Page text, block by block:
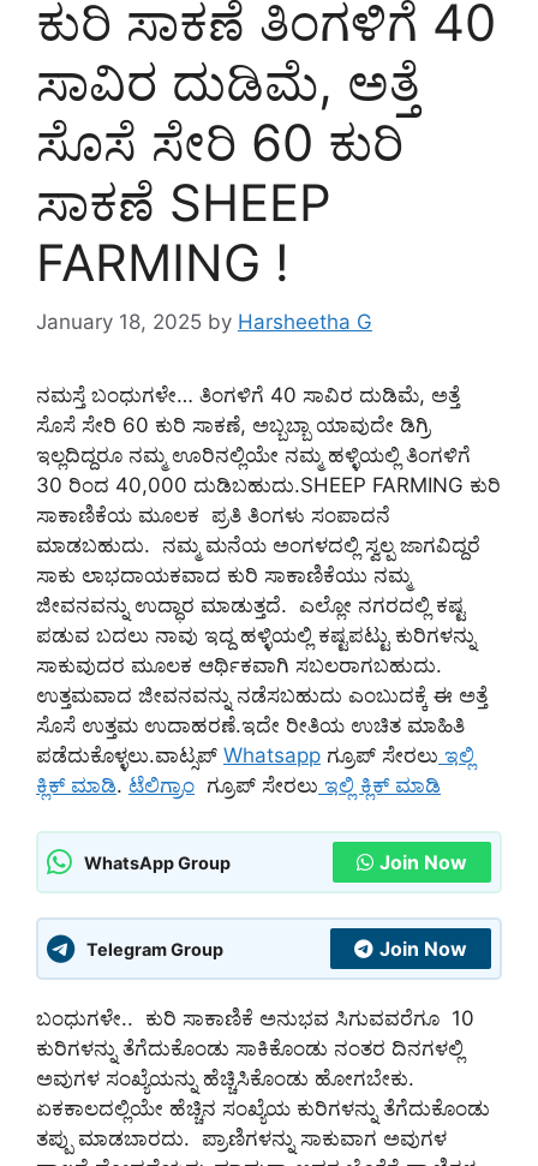
ಕುರಿ ಸಾಕಣೆ ತಿಂಗಳಿಗೆ 40
ಸಾವಿರ ದುಡಿಮೆ, ಅತ್ತೆ
ಸೊಸೆ ಸೇರಿ 60 ಕುರಿ
ಸಾಕಣೆ SHEEP
FARMING !
January 18, 2025 by Harsheetha G
ನಮಸ್ತೆ ಬಂಧುಗಳೇ… ತಿಂಗಳಿಗೆ 40 ಸಾವಿರ ದುಡಿಮೆ, ಅತ್ತೆ
ಸೊಸೆ ಸೇರಿ 60 ಕುರಿ ಸಾಕಣೆ, ಅಬ್ಬಬ್ಬಾ ಯಾವುದೇ ಡಿಗ್ರಿ
ಇಲ್ಲದಿದ್ದರೂ ನಮ್ಮ ಊರಿನಲ್ಲಿಯೇ ನಮ್ಮ ಹಳ್ಳಿಯಲ್ಲಿ ತಿಂಗಳಿಗೆ
30 ರಿಂದ 40,000 ದುಡಿಬಹುದು.SHEEP FARMING ಕುರಿ
ಸಾಕಾಣಿಕೆಯ ಮೂಲಕ ಪ್ರತಿ ತಿಂಗಳು ಸಂಪಾದನೆ
ಮಾಡಬಹುದು. ನಮ್ಮ ಮನೆಯ ಅಂಗಳದಲ್ಲಿ ಸ್ವಲ್ಪ ಜಾಗವಿದ್ದರೆ
ಸಾಕು ಲಾಭದಾಯಕವಾದ ಕುರಿ ಸಾಕಾಣಿಕೆಯು ನಮ್ಮ
ಜೀವನವನ್ನು ಉದ್ಧಾರ ಮಾಡುತ್ತದೆ. ಎಲ್ಲೋ ನಗರದಲ್ಲಿ ಕಷ್ಟ
ಪಡುವ ಬದಲು ನಾವು ಇದ್ದ ಹಳ್ಳಿಯಲ್ಲಿ ಕಷ್ಟಪಟ್ಟು ಕುರಿಗಳನ್ನು
ಸಾಕುವುದರ ಮೂಲಕ ಆರ್ಥಿಕವಾಗಿ ಸಬಲರಾಗಬಹುದು.
ಉತ್ತಮವಾದ ಜೀವನವನ್ನು ನಡೆಸಬಹುದು ಎಂಬುದಕ್ಕೆ ಈ ಅತ್ತೆ
ಸೊಸೆ ಉತ್ತಮ ಉದಾಹರಣೆ.ಇದೇ ರೀತಿಯ ಉಚಿತ ಮಾಹಿತಿ
ಪಡೆದುಕೊಳ್ಳಲು.ವಾಟ್ಸಪ್ Whatsapp ಗ್ರೂಪ್ ಸೇರಲು ಇಲ್ಲಿ
ಕ್ಲಿಕ್ ಮಾಡಿ. ಟೆಲಿಗ್ರಾಂ ಗ್ರೂಪ್ ಸೇರಲು ಇಲ್ಲಿ ಕ್ಲಿಕ್ ಮಾಡಿ
WhatsApp Group Join Now
Telegram Group Join Now
ಬಂಧುಗಳೇ.. ಕುರಿ ಸಾಕಾಣಿಕೆ ಅನುಭವ ಸಿಗುವವರೆಗೂ 10
ಕುರಿಗಳನ್ನು ತೆಗೆದುಕೊಂಡು ಸಾಕಿಕೊಂಡು ನಂತರ ದಿನಗಳಲ್ಲಿ
ಅವುಗಳ ಸಂಖ್ಯೆಯನ್ನು ಹೆಚ್ಚಿಸಿಕೊಂಡು ಹೋಗಬೇಕು.
ಏಕಕಾಲದಲ್ಲಿಯೇ ಹೆಚ್ಚಿನ ಸಂಖ್ಯೆಯ ಕುರಿಗಳನ್ನು ತೆಗೆದುಕೊಂಡು
ತಪ್ಪು ಮಾಡಬಾರದು. ಪ್ರಾಣಿಗಳನ್ನು ಸಾಕುವಾಗ ಅವುಗಳ